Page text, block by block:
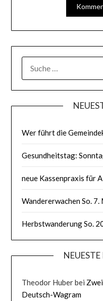
NACH:
Wer führt die
Gesundheitstag:
neue Kassenpraxis für
Wandererwachen So. 7.
Herbstwanderung So.
Theodor Huberbei
Deutsch-Wagram